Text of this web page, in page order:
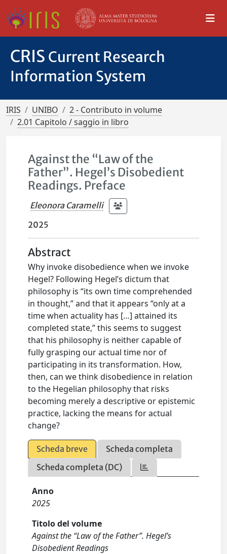
CRIS Current Research
Information System
IRIS UNIBO
2 - Contributo in volume
2.01 Capitolo / saggio in libro
Against the “Law of the
Father”. Hegel’s Disobedient
Readings. Preface
Eleonora Caramelli
2025
Abstract
Why invoke disobedience when we invoke
Hegel? Following Hegel’s dictum that
philosophy is “its own time comprehended
in thought,” and that it appears “only at a
time when actuality has […] attained its
completed state,” this seems to suggest
that his philosophy is neither capable of
fully grasping our actual time nor of
participating in its transformation. How,
then, can we think disobedience in relation
to the Hegelian philosophy that risks
becoming merely a descriptive or epistemic
practice, lacking the means for actual
change?
Scheda breve
Scheda completa
Scheda completa (DC)
Anno
2025
Titolo del volume
Against the “Law of the Father”. Hegel’s
Disobedient Readings